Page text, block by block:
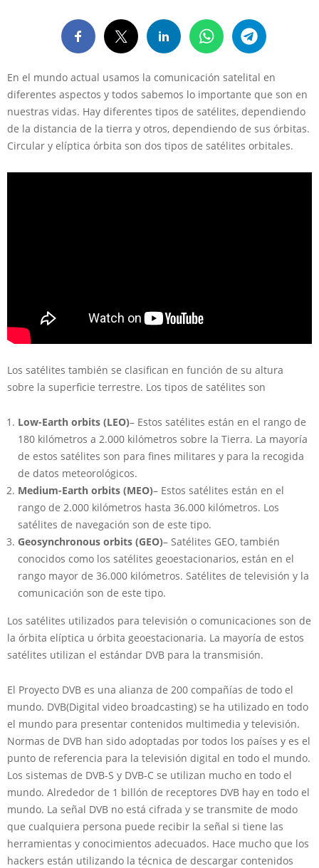
En el mundo actual usamos la comunicación satelital en
diferentes aspectos y todos sabemos lo importante que son en
nuestras vidas. Hay diferentes tipos de satélites, dependiendo
de la distancia de la tierra y otros, dependiendo de sus órbitas.
Circular y elíptica órbita son dos tipos de satélites orbitales.
Los satélites también se clasifican en función de su altura
sobre la superficie terrestre. Los tipos de satélites son
Low-Earth orbits (LEO)– Estos satélites están en el rango de
180 kilómetros a 2.000 kilómetros sobre la Tierra. La mayoría
de estos satélites son para fines militares y para la recogida
de datos meteorológicos.
Medium-Earth orbits (MEO)– Estos satélites están en el
rango de 2.000 kilómetros hasta 36.000 kilómetros. Los
satélites de navegación son de este tipo.
Geosynchronous orbits (GEO)– Satélites GEO, también
conocidos como los satélites geoestacionarios, están en el
rango mayor de 36.000 kilómetros. Satélites de televisión y la
comunicación son de este tipo.
Los satélites utilizados para televisión o comunicaciones son de
la órbita elíptica u órbita geoestacionaria. La mayoría de estos
satélites utilizan el estándar DVB para la transmisión.
El Proyecto DVB es una alianza de 200 compañías de todo el
mundo. DVB(Digital video broadcasting) se ha utilizado en todo
el mundo para presentar contenidos multimedia y televisión.
Normas de DVB han sido adoptadas por todos los países y es el
punto de referencia para la televisión digital en todo el mundo.
Los sistemas de DVB-S y DVB-C se utilizan mucho en todo el
mundo. Alrededor de 1 billón de receptores DVB hay en todo el
mundo. La señal DVB no está cifrada y se transmite de modo
que cualquiera persona puede recibir la señal si tiene las
herramientas y conocimientos adecuados. Hace mucho que los
hackers están utilizando la técnica de descargar contenidos